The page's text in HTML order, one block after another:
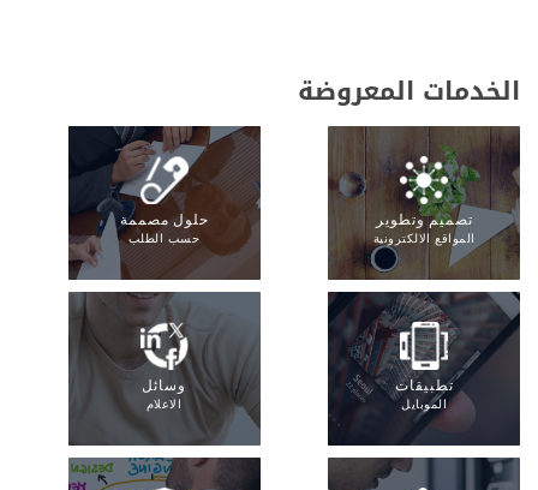
الخدمات المعروضة
تصميم وتطوير
المواقع الالكترونية
حلول مصممة
حسب الطلب
تطبيقات
الموبايل
وسائل
الاعلام